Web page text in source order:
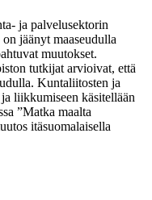
ja palvelusektorin
jäänyt maaseudulla
muutokset.
tutkijat arvioivat, että
Kuntaliitosten ja
liikkumiseen käsitellään
”Matka maalta
itäsuomalaisella